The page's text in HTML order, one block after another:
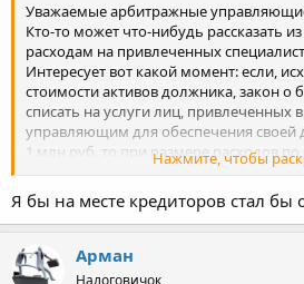
Уважаемые арбитражные
Кто-то может что-нибудь рассказать
расходам на привлеченных
Интересует вот какой момент: если,
стоимости активов должника, закон о
списать на услуги лиц, привлеченных
управляющим для обеспечения своей
1 млн руб, то при размере расходов
наблюдения, т.е. на тот же миллион
вопросы у кредиторов при таком
временного управляющего?
финанализ. Ну еще помощник для
по судам и так далее... То есть можно
Нажмите, чтобы
Я бы на месте кредиторов стал бы
Арман
Налоговичок